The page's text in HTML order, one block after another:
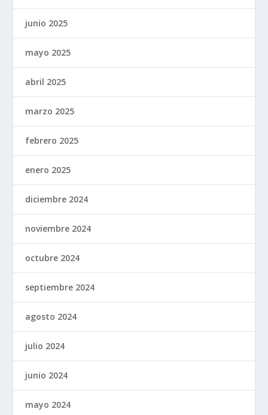
junio 2025
mayo 2025
abril 2025
marzo 2025
febrero 2025
enero 2025
diciembre 2024
noviembre 2024
octubre 2024
septiembre 2024
agosto 2024
julio 2024
junio 2024
mayo 2024